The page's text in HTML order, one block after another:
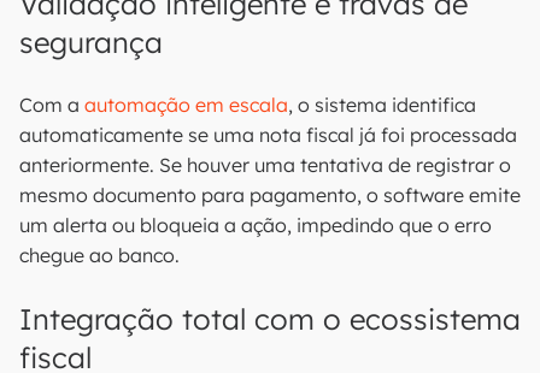
segurança
Com a automação em escala, o sistema identifica
automaticamente se uma nota fiscal já foi processada
anteriormente. Se houver uma tentativa de registrar o
mesmo documento para pagamento, o software emite
um alerta ou bloqueia a ação, impedindo que o erro
chegue ao banco.
Integração total com o ecossistema
fiscal